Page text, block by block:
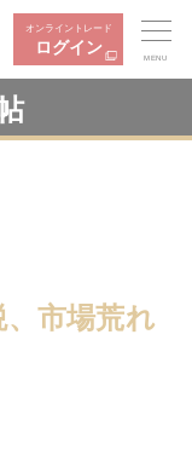
オンライントレード
ログイン
MENU
、市場荒れ